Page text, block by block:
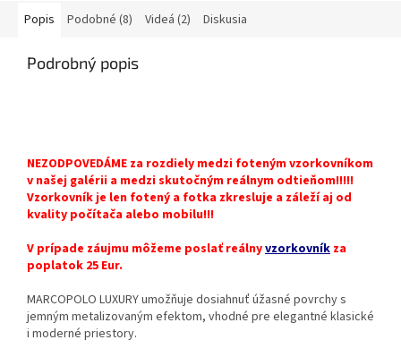
Popis Podobné (8) Videá (2) Diskusia
Podrobný popis
NEZODPOVEDÁME za rozdiely medzi foteným vzorkovníkom
v našej galérii a medzi skutočným reálnym odtieňom!!!!!
Vzorkovník je len fotený a fotka zkresluje a záleží aj od
kvality počítača alebo mobilu!!!
V prípade záujmu môžeme poslať reálnyvzorkovník za
poplatok 25 Eur.
MARCOPOLO LUXURY umožňuje dosiahnuť úžasné povrchy s
jemným metalizovaným efektom, vhodné pre elegantné klasické
i moderné priestory.